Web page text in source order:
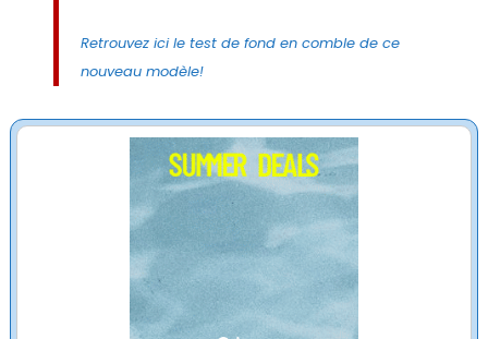
Retrouvez ici le test de fond en comble de ce
nouveau modèle!